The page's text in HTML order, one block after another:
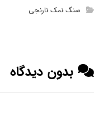
سنگ نمک نارنجی
بدون دیدگاه